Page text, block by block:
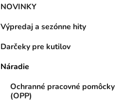
NOVINKY
Výpredaj a sezónne hity
Darčeky pre kutilov
Náradie
Ochranné pracovné pomôcky
(OPP)